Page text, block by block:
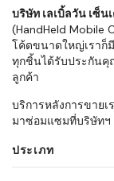
บริษัท เลเบิ้ลวัน เซ็น
(HandHeld Mobile
โค้ดขนาดใหญ่เราก็
ทุกชิ้นได้รับประกันคุ
ลูกค้า
บริการหลังการขาย
มาซ่อมแซมที่บริษัทฯ
ประเภท